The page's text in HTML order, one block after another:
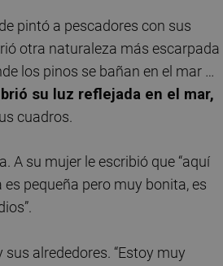
pintó a pescadores con sus
otra naturaleza más escarpada
los pinos se bañan en el mar …
su luz reflejada en el mar,
cuadros.
A su mujer le escribió que “aquí
pequeña pero muy bonita, es
alrededores. “Estoy muy